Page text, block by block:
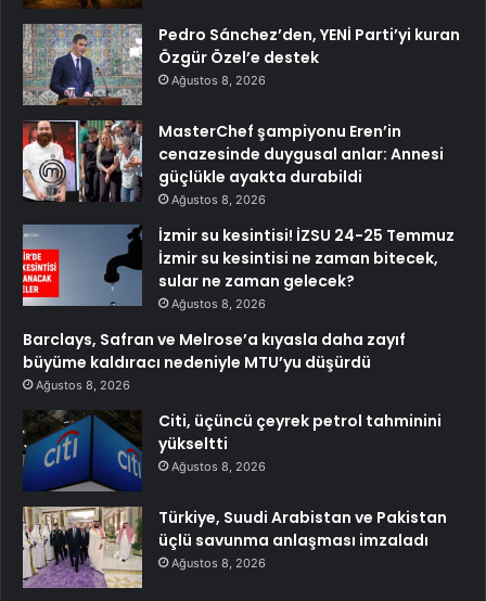
Pedro Sánchez’den, YENİ Parti’yi kuran
Özgür Özel’e destek
Ağustos 8, 2026
MasterChef şampiyonu Eren’in
cenazesinde duygusal anlar: Annesi
güçlükle ayakta durabildi
Ağustos 8, 2026
İzmir su kesintisi! İZSU 24-25 Temmuz
İzmir su kesintisi ne zaman bitecek,
sular ne zaman gelecek?
Ağustos 8, 2026
Barclays, Safran ve Melrose’a kıyasla daha zayıf
büyüme kaldıracı nedeniyle MTU’yu düşürdü
Ağustos 8, 2026
Citi, üçüncü çeyrek petrol tahminini
yükseltti
Ağustos 8, 2026
Türkiye, Suudi Arabistan ve Pakistan
üçlü savunma anlaşması imzaladı
Ağustos 8, 2026